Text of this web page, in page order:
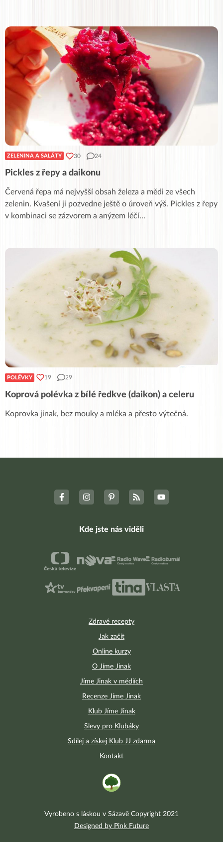
ZELENINA A SALÁTY 30 24
Pickles z řepy a daikonu
Červená řepa má nejvyšší obsah železa a mědi ze všech
zelenin. Kvašení ji pozvedne ještě o úroveň výš. Pickles z řepy
v kombinaci se zázvorem a anýzem léčí...
POLÉVKY 19 29
Koprová polévka z bílé ředkve (daikon) a celeru
Koprovka jinak, bez mouky a mléka a přesto výtečná.
Zdravé recepty
Jak začít
Online kurzy
O Jíme Jinak
Jíme Jinak v médiích
Recenze Jíme Jinak
Klub Jíme Jinak
Slevy pro Klubáky
Sdílej a získej Klub JJ zdarma
Kontakt
Kde jste nás viděli
Vyrobeno s láskou v Sázavě Copyright 2021
Designed by Pink Future